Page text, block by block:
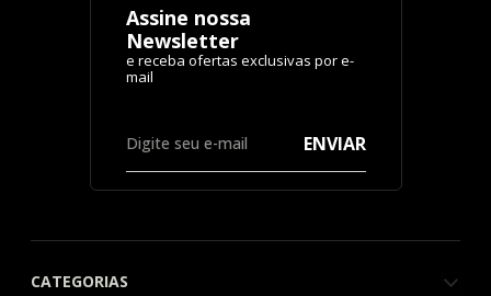
Assine nossa
Newsletter
ENVIAR
CATEGORIAS